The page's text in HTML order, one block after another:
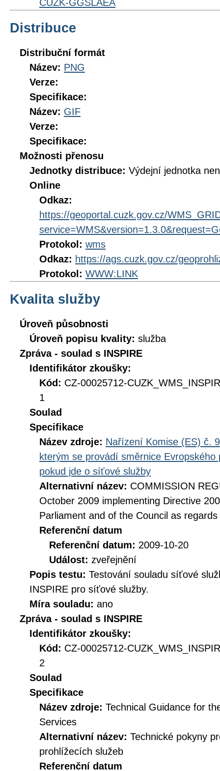
CUZK-GGSLAEA
Distribuce
Distribuční formát
Název: PNG
Verze:
Specifikace:
Název: GIF
Verze:
Specifikace:
Možnosti přenosu
Jednotky distribuce: Výdejní jednotka
Online
Odkaz:
https://geoportal.cuzk.gov.cz/
Protokol: wms
Odkaz: https://ags.cuzk.gov.cz/
Protokol: WWW:LINK
Kvalita služby
Úroveň působnosti
Úroveň popisu kvality: služba
Zpráva - soulad s INSPIRE
Identifikátor zkoušky:
Kód: CZ-00025712-
1
Soulad
Specifikace
Název zdroje: Nařízení Komise (ES) č.
kterým se provádí směrnice
pokud jde o síťové služby
Alternativní název: COMMISSION
October 2009 implementing Directive
Parliament and of the Council as
Referenční datum
Referenční datum: 2009-10-20
Událost: zveřejnění
Popis testu: Testování souladu síťové
INSPIRE pro síťové služby.
Míra souladu: ano
Zpráva - soulad s INSPIRE
Identifikátor zkoušky:
Kód: CZ-00025712-
2
Soulad
Specifikace
Název zdroje: Technical Guidance for
Services
Alternativní název: Technické pokyny
prohlížecích služeb
Referenční datum